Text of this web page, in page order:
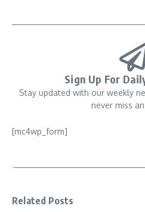
Sign Up For
Stay updated with our weekly
never miss
[mc4wp_form]
Related Posts